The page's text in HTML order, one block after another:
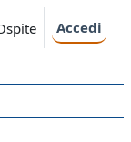
Accedi